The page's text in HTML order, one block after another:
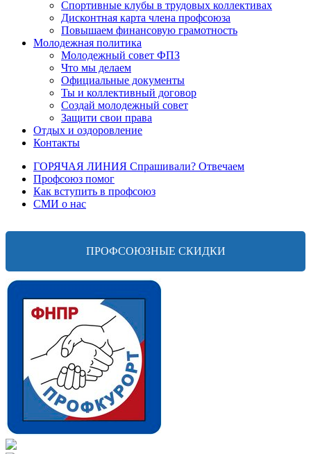
Спортивные клубы в трудовых коллективах
Дисконтная карта члена профсоюза
Повышаем финансовую грамотность
Молодежная политика
Молодежный совет ФПЗ
Что мы делаем
Официальные документы
Ты и коллективный договор
Создай молодежный совет
Защити свои права
Отдых и оздоровление
Контакты
ГОРЯЧАЯ ЛИНИЯ Спрашивали? Отвечаем
Профсоюз помог
Как вступить в профсоюз
СМИ о нас
ПРОФСОЮЗНЫЕ СКИДКИ